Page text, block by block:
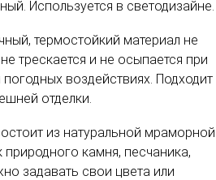
Используется в светодизайне.
термостойкий материал не
трескается и не осыпается при
воздействиях. Подходит
отделки.
из натуральной мраморной
камня, песчаника,
задавать свои цвета или